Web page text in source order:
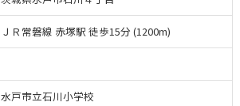
ＪＲ常磐線 赤塚駅 徒歩15分 (1200m)
水戸市立石川小学校